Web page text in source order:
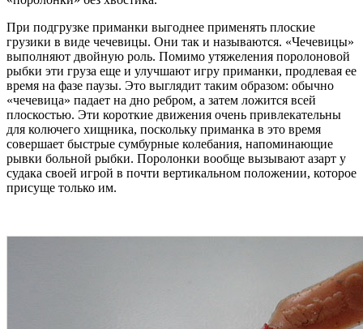
При подгрузке приманки выгоднее применять плоские
грузики в виде чечевицы. Они так и называются. «Чечевицы»
выполняют двойную роль. Помимо утяжеления поролоновой
рыбки эти груза еще и улучшают игру приманки, продлевая ее
время на фазе паузы. Это выглядит таким образом: обычно
«чечевица» падает на дно ребром, а затем ложится всей
плоскостью. Эти короткие движения очень привлекательны
для колючего хищника, поскольку приманка в это время
совершает быстрые сумбурные колебания, напоминающие
рывки больной рыбки. Поролонки вообще вызывают азарт у
судака своей игрой в почти вертикальном положении, которое
присуще только им.